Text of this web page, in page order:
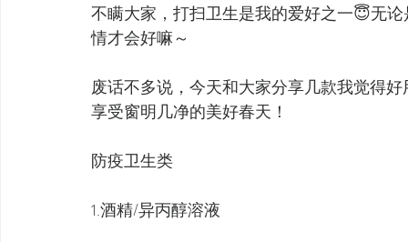
不瞒大家，打扫卫生是我的爱好之一😇无
情才会好嘛～
废话不多说，今天和大家分享几款我觉得
享受窗明几净的美好春天！
防疫卫生类
1.酒精/异丙醇溶液